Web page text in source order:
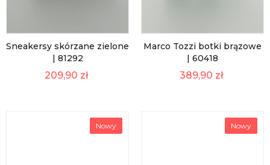
Sneakersy skórzane zielone
| 81292
209,90 zł
Marco Tozzi botki brązowe
| 60418
389,90 zł
Nowy Nowy